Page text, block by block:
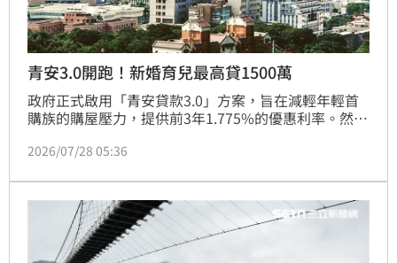
青安3.0開跑！新婚育兒最高貸1500萬
政府正式啟用「青安貸款3.0」方案，旨在減輕年輕首
購族的購屋壓力，提供前3年1.775%的優惠利率。然
等嚴格限制，引發市場熱議。專家指出，此舉可能導致
檻而看得到卻吃不到補助。此外，優惠補貼將在3年後
採取逐年退場機制，利率逐步調升，提醒首購族在申請
前應審慎評估個人財務條件，政策後續能否精準分配資
源，將成為市場關注焦點。
2026/07/28 05:36